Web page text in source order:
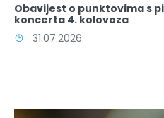
Obavijest o punktovima s
koncerta 4. kolovoza
31.07.2026.